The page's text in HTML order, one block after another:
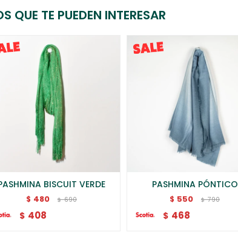
QUE TE PUEDEN INTERESAR
BISCUIT VERDE
$ 480 $ 690
$ 408
PASHMINA PÓNTICO
$ 550 $ 790
$ 468